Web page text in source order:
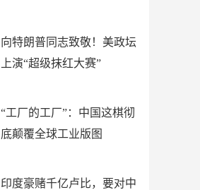
向特朗普同志致敬！美政坛
上演“超级抹红大赛”
“工厂的工厂”：中国这棋彻
底颠覆全球工业版图
印度豪赌千亿卢比，要对中